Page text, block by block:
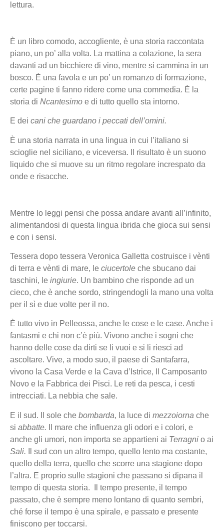
lettura.
È un libro comodo, accogliente, è una storia raccontata
piano, un po’ alla volta. La mattina a colazione, la sera
davanti ad un bicchiere di vino, mentre si cammina in un
bosco. È una favola e un po’ un romanzo di formazione,
certe pagine ti fanno ridere come una commedia. È la
storia di Ncantesimo e di tutto quello sta intorno.
E dei cani che guardano i peccati dell’omini.
È una storia narrata in una lingua in cui l’italiano si
scioglie nel siciliano, e viceversa. Il risultato è un suono
liquido che si muove su un ritmo regolare increspato da
onde e risacche.
Mentre lo leggi pensi che possa andare avanti all’infinito,
alimentandosi di questa lingua ibrida che gioca sui sensi
e con i sensi.
Tessera dopo tessera Veronica Galletta costruisce i vènti
di terra e vènti di mare, le ciucertole che sbucano dai
taschini, le ingiurie. Un bambino che risponde ad un
cieco, che è anche sordo, stringendogli la mano una volta
per il sì e due volte per il no.
È tutto vivo in Pelleossa, anche le cose e le case. Anche i
fantasmi e chi non c’è più. Vivono anche i sogni che
hanno delle cose da dirti se li vuoi e si li riesci ad
ascoltare. Vive, a modo suo, il paese di Santafarra,
vivono la Casa Verde e la Cava d’Istrice, Il Camposanto
Novo e la Fabbrica dei Pisci. Le reti da pesca, i cesti
intrecciati. La nebbia che sale.
E il sud. Il sole che bombarda, la luce di mezzoiorna che
si abbatte.
Il mare che influenza gli odori e i colori, e
anche gli umori, non importa se appartieni ai Terragni o ai
Sali.
Il sud con un altro tempo, quello lento ma costante,
quello della terra, quello che scorre una stagione dopo
l’altra. E proprio sulle stagioni che passano si dipana il
tempo di questa storia. Il tempo presente, il tempo
passato, che è sempre meno lontano di quanto sembri,
ché forse il tempo è una spirale, e passato e presente
finiscono per toccarsi.